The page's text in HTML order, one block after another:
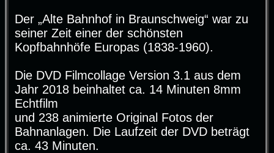
Der „Alte Bahnhof in Braunschweig“ war zu
seiner Zeit einer der schönsten
Kopfbahnhöfe Europas (1838-1960).
Die DVD Filmcollage Version 3.1 aus dem
Jahr 2018 beinhaltet ca. 14 Minuten 8mm
Echtfilm
und 238 animierte Original Fotos der
Bahnanlagen. Die Laufzeit der DVD beträgt
ca. 43 Minuten.